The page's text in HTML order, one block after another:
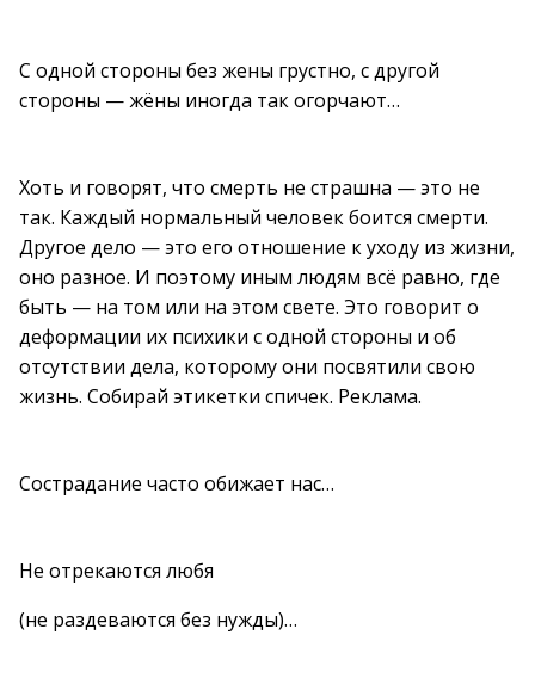
С одной стороны без жены грустно, с другой
стороны — жёны иногда так огорчают…
Хоть и говорят, что смерть не страшна — это не
так. Каждый нормальный человек боится смерти.
Другое дело — это его отношение к уходу из жизни,
оно разное. И поэтому иным людям всё равно, где
быть — на том или на этом свете. Это говорит о
деформации их психики с одной стороны и об
отсутствии дела, которому они посвятили свою
жизнь. Собирай этикетки спичек. Реклама.
Сострадание часто обижает нас…
Не отрекаются любя
(не раздеваются без нужды)…